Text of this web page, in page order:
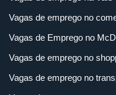
Vagas de emprego no
Vagas de Emprego no
Vagas de emprego no
Vagas de emprego no